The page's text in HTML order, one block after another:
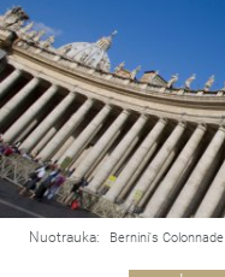
Nuotrauka: Bernini's Colonnade